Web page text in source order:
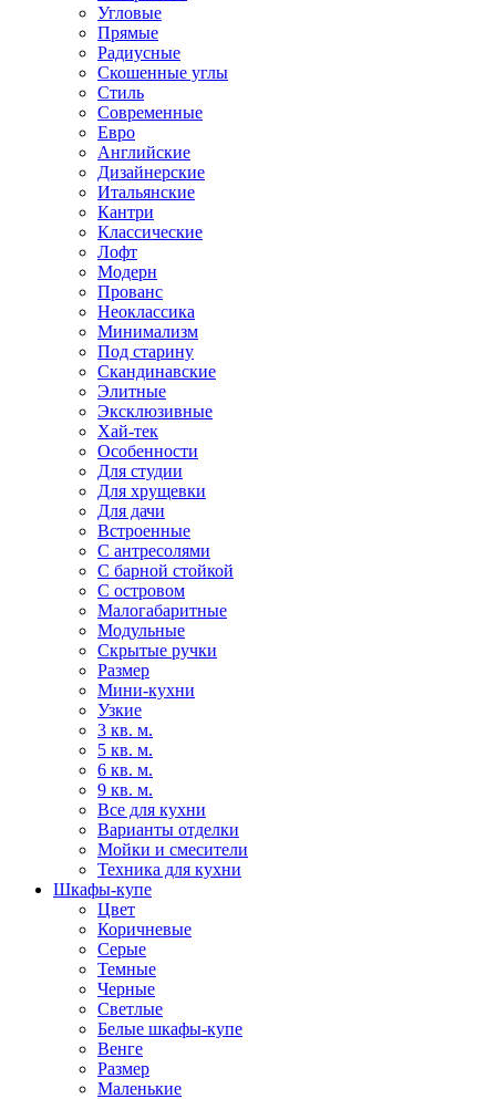
Угловые
Прямые
Радиусные
Скошенные углы
Стиль
Современные
Евро
Английские
Дизайнерские
Итальянские
Кантри
Классические
Лофт
Модерн
Прованс
Неоклассика
Минимализм
Под старину
Скандинавские
Элитные
Эксклюзивные
Хай-тек
Особенности
Для студии
Для хрущевки
Для дачи
Встроенные
С антресолями
С барной стойкой
С островом
Малогабаритные
Модульные
Скрытые ручки
Размер
Мини-кухни
Узкие
3 кв. м.
5 кв. м.
6 кв. м.
9 кв. м.
Все для кухни
Варианты отделки
Мойки и смесители
Техника для кухни
Шкафы-купе
Цвет
Коричневые
Серые
Темные
Черные
Светлые
Белые шкафы-купе
Венге
Размер
Маленькие